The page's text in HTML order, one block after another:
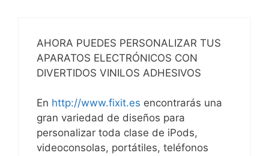
AHORA PUEDES PERSONALIZAR TUS
APARATOS ELECTRÓNICOS CON
DIVERTIDOS VINILOS ADHESIVOS
En http://www.fixit.es encontrarás una
gran variedad de diseños para
personalizar toda clase de iPods,
videoconsolas, portátiles, teléfonos